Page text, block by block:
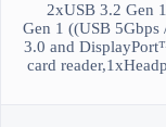
2xUSB 3.2 Gen
Gen 1 ((USB
3.0 and
card